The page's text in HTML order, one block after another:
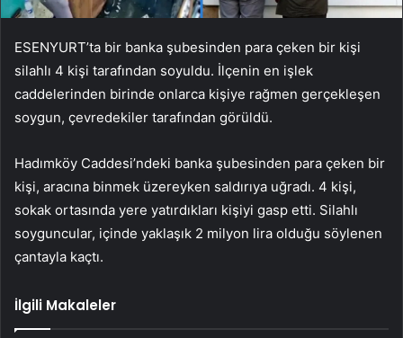
ESENYURT’ta bir banka şubesinden para çeken bir kişi
silahlı 4 kişi tarafından soyuldu. İlçenin en işlek
caddelerinden birinde onlarca kişiye rağmen gerçekleşen
soygun, çevredekiler tarafından görüldü.
Hadımköy Caddesi’ndeki banka şubesinden para çeken bir
kişi, aracına binmek üzereyken saldırıya uğradı. 4 kişi,
sokak ortasında yere yatırdıkları kişiyi gasp etti. Silahlı
soyguncular, içinde yaklaşık 2 milyon lira olduğu söylenen
çantayla kaçtı.
İlgili Makaleler